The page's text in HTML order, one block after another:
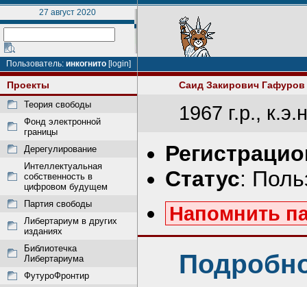
27 август 2020
Пользователь: инкогнито [login]
Проекты
Теория свободы
Фонд электронной
границы
Дерегулирование
Интеллектуальная
собственность в
цифровом будущем
Партия свободы
Либертариум в других
изданиях
Библиотечка
Либертариума
ФутуроФронтир
Саид Закирович Гафуров
1967 г.р.,
Статус:
Напомнить